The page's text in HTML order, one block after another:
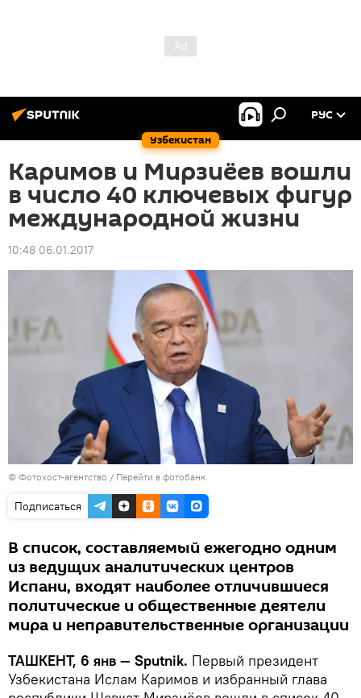
Узбекистан
РУС
Каримов и Мирзиёев вошли
в число 40 ключевых фигур
международной жизни
10:48 06.01.2017
© Фотохост-агентство / Перейти в фотобанк
Подписаться
В список, составляемый ежегодно одним
из ведущих аналитических центров
Испани, входят наиболее отличившиеся
политические и общественные деятели
мира и неправительственные организации
ТАШКЕНТ, 6 янв — Sputnik. Первый президент
Узбекистана Ислам Каримов и избранный глава